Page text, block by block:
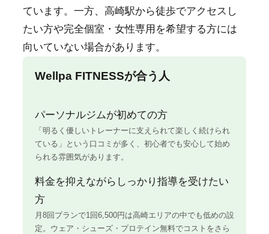
ています。一方、高崎駅から徒歩でアクセスし
たい方や完全個室・女性専用を希望する方には
向いていない場合があります。
Wellpa FITNESSが合う人
パーソナルジムが初めての方
「明るく優しいトレーナーに支えられて楽しく続けられ
ている」という口コミが多く、初心者でも安心して始め
られる雰囲気があります。
料金を抑えながらしっかり指導を受けたい
方
月8回プランで1回6,500円は高崎エリアの中でも低めの設
定。ウェア・シューズ・プロテイン無料でコストをさら